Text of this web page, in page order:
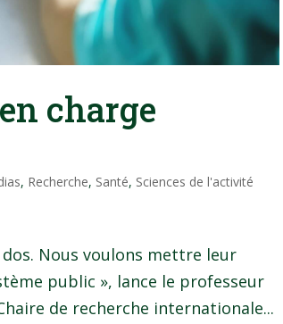
charge
, Recherche, Santé, Sciences de l'activité
Nous voulons mettre leur
public », lance le professeur
de recherche internationale...